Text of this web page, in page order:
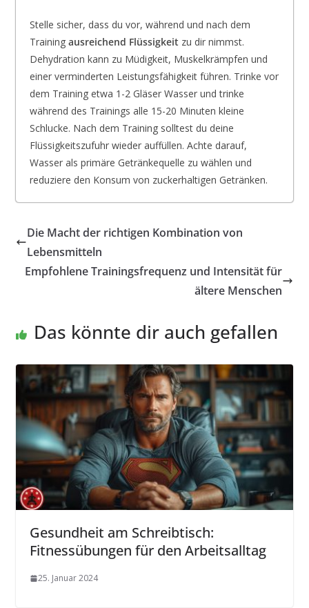
Stelle sicher, dass du vor, während und nach dem
Training ausreichend Flüssigkeit zu dir nimmst.
Dehydration kann zu Müdigkeit, Muskelkrämpfen und
einer verminderten Leistungsfähigkeit führen. Trinke vor
dem Training etwa 1-2 Gläser Wasser und trinke
während des Trainings alle 15-20 Minuten kleine
Schlucke. Nach dem Training solltest du deine
Flüssigkeitszufuhr wieder auffüllen. Achte darauf,
Wasser als primäre Getränkequelle zu wählen und
reduziere den Konsum von zuckerhaltigen Getränken.
Die Macht der richtigen Kombination von
Lebensmitteln
Empfohlene Trainingsfrequenz und Intensität für
ältere Menschen
Das könnte dir auch gefallen
Gesundheit am Schreibtisch:
Fitnessübungen für den Arbeitsalltag
25. Januar 2024